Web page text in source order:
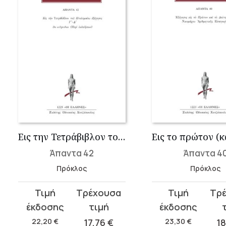
Εις την Τετράβιβλον του Πτολεμαίου εξήγησις Γ΄-Δ΄, De eclipsibus (Περί ε�...
Άπαντα 42
Πρόκλος
22,20 €
Original
price
was:
17,76€
τρέχουσα
τιμή
Άπαντα
Πρόκλος
23,30€
Original
price
was:
τρέχουσα
τιμή